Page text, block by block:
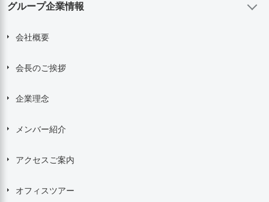
グループ企業情報
会社概要
会長のご挨拶
企業理念
メンバー紹介
アクセスご案内
オフィスツアー